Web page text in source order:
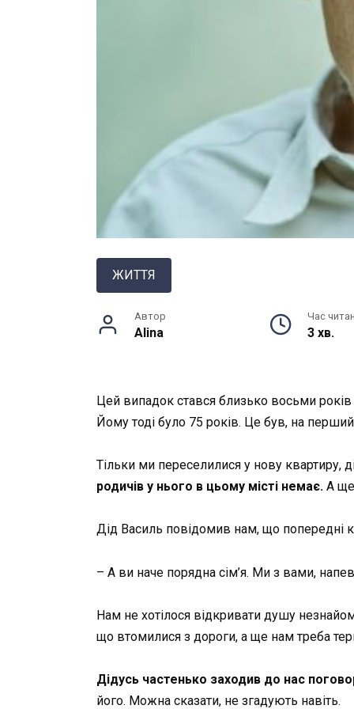
ЖИТТЯ
Автор
Alina
Час
3 хв.
Цей випадок стався близько восьми
Йому тоді було 75 років. Це був, на
Тільки ми переселилися у нову квартиру,
родичів у нього в цьому місті немає. А ще
Дід Василь повідомив нам, що попередні
– А ви наче порядна сім’я. Ми з вами,
Нам не хотілося відкривати душу
що втомилися з дороги, а ще нам треба
Дідусь частенько заходив до нас
його. Можна сказати, не згадують навіть.